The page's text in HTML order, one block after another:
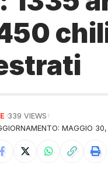
MAGGIO
339 VIEWS